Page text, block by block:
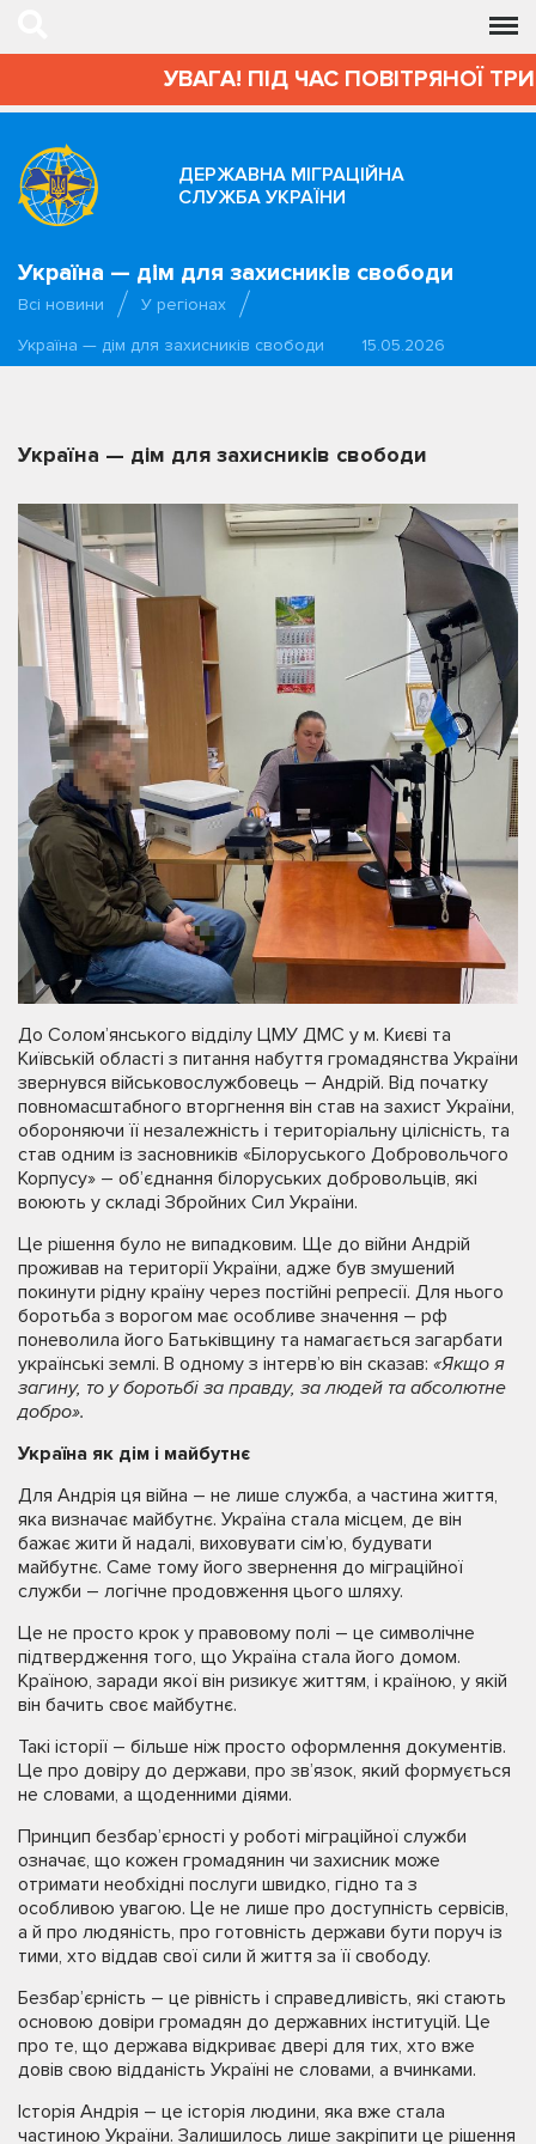
УВАГА! ПІД ЧАС ПОВІТРЯНОЇ
ДЕРЖАВНА МІГРАЦІЙНА
СЛУЖБА УКРАЇНИ
Україна — дім для захисників свободи
Всі новини
У регіонах
Україна — дім для захисників свободи
15.05.2026
Україна — дім для захисників свободи
До Солом’янського відділу ЦМУ ДМС у м. Києві та
Київській області з питання набуття громадянства України
звернувся військовослужбовець – Андрій. Від початку
повномасштабного вторгнення він став на захист України,
обороняючи її незалежність і територіальну цілісність, та
став одним із засновників «Білоруського Добровольчого
Корпусу» – об’єднання білоруських добровольців, які
воюють у складі Збройних Сил України.
Це рішення було не випадковим. Ще до війни Андрій
проживав на території України, адже був змушений
покинути рідну країну через постійні репресії. Для нього
боротьба з ворогом має особливе значення – рф
поневолила його Батьківщину та намагається загарбати
українські землі. В одному з інтерв’ю він сказав: «Якщо я
загину, то у боротьбі за правду, за людей та абсолютне
добро».
Україна як дім і майбутнє
Для Андрія ця війна – не лише служба, а частина життя,
яка визначає майбутнє. Україна стала місцем, де він
бажає жити й надалі, виховувати сім’ю, будувати
майбутнє. Саме тому його звернення до міграційної
служби – логічне продовження цього шляху.
Це не просто крок у правовому полі – це символічне
підтвердження того, що Україна стала його домом.
Країною, заради якої він ризикує життям, і країною, у якій
він бачить своє майбутнє.
Такі історії – більше ніж просто оформлення документів.
Це про довіру до держави, про зв’язок, який формується
не словами, а щоденними діями.
Принцип безбар’єрності у роботі міграційної служби
означає, що кожен громадянин чи захисник може
отримати необхідні послуги швидко, гідно та з
особливою увагою. Це не лише про доступність сервісів,
а й про людяність, про готовність держави бути поруч із
тими, хто віддав свої сили й життя за її свободу.
Безбар’єрність – це рівність і справедливість, які стають
основою довіри громадян до державних інституцій. Це
про те, що держава відкриває двері для тих, хто вже
довів свою відданість Україні не словами, а вчинками.
Історія Андрія – це історія людини, яка вже стала
частиною України. Залишилось лише закріпити це рішення